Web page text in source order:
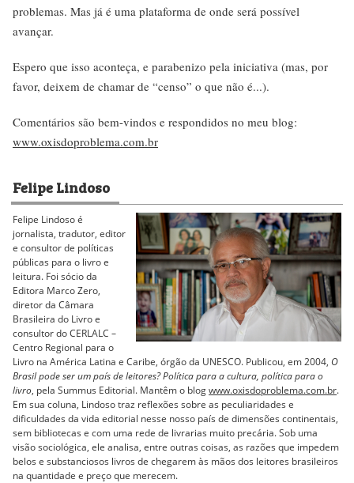
problemas. Mas já é uma plataforma de onde será possível
avançar.
Espero que isso aconteça, e parabenizo pela iniciativa (mas, por
favor, deixem de chamar de “censo” o que não é...).
Comentários são bem-vindos e respondidos no meu blog:
www.oxisdoproblema.com.br
Felipe Lindoso
Felipe Lindoso é
jornalista, tradutor, editor
e consultor de políticas
públicas para o livro e
leitura. Foi sócio da
Editora Marco Zero,
diretor da Câmara
Brasileira do Livro e
consultor do CERLALC –
Centro Regional para o
Livro na América Latina e Caribe, órgão da UNESCO. Publicou, em 2004, O
Brasil pode ser um país de leitores? Política para a cultura, política para o
livro, pela Summus Editorial. Mantêm o blogwww.oxisdoproblema.com.br.
Em sua coluna, Lindoso traz reflexões sobre as peculiaridades e
dificuldades da vida editorial nesse nosso país de dimensões continentais,
sem bibliotecas e com uma rede de livrarias muito precária. Sob uma
visão sociológica, ele analisa, entre outras coisas, as razões que impedem
belos e substanciosos livros de chegarem às mãos dos leitores brasileiros
na quantidade e preço que merecem.